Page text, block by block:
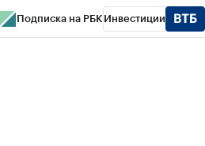
Подписка на РБК Инвестиции